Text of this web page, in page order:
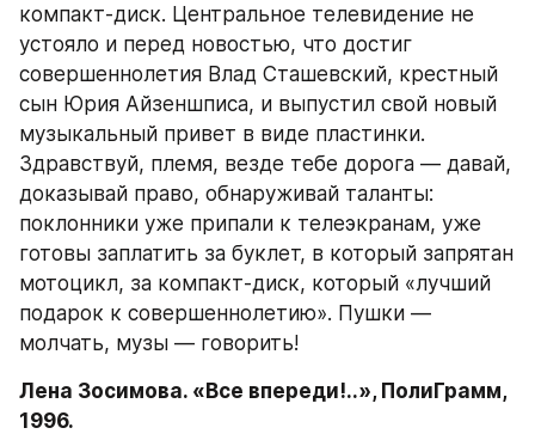
компакт-диск. Центральное телевидение не
устояло и перед новостью, что достиг
совершеннолетия Влад Сташевский, крестный
сын Юрия Айзеншписа, и выпустил свой новый
музыкальный привет в виде пластинки.
Здравствуй, племя, везде тебе дорога — давай,
доказывай право, обнаруживай таланты:
поклонники уже припали к телеэкранам, уже
готовы заплатить за буклет, в который запрятан
мотоцикл, за компакт-диск, который «лучший
подарок к совершеннолетию». Пушки —
молчать, музы — говорить!
Лена Зосимова. «Все впереди!..», ПолиГрамм,
1996.